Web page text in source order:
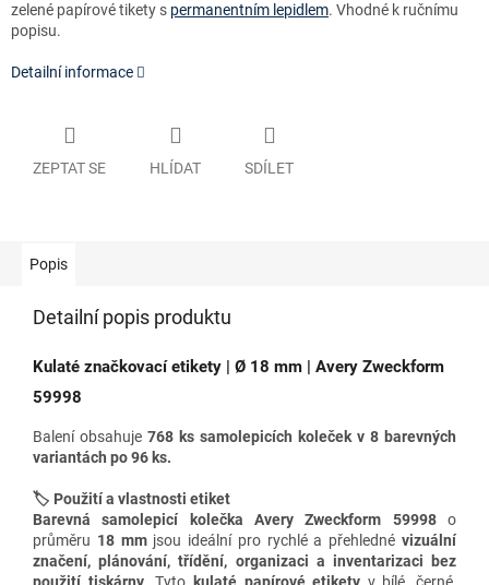
zelené papírové tikety s permanentním lepidlem. Vhodné k ručnímu
popisu.
Detailní informace
ZEPTAT SE HLÍDAT SDÍLET
Popis
Detailní popis produktu
Kulaté značkovací etikety | Ø 18 mm | Avery Zweckform
59998
Balení obsahuje 768 ks samolepicích koleček v 8 barevných
variantách po 96 ks.
🏷️ Použití a vlastnosti etiket
Barevná samolepicí kolečka Avery Zweckform 59998o
průměru 18 mmjsou ideální pro rychlé a přehledné vizuální
značení, plánování, třídění, organizaci a inventarizaci
bez